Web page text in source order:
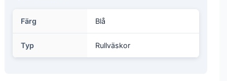
Färg Blå
Typ Rullväskor